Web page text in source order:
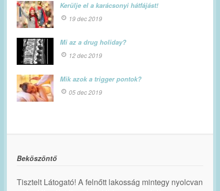
Kerülje el a karácsonyi hátfájást!
19 dec 2019
Mi az a drug holiday?
12 dec 2019
Mik azok a trigger pontok?
05 dec 2019
Beköszöntő
Tisztelt Látogató! A felnőtt lakosság mintegy nyolcvan